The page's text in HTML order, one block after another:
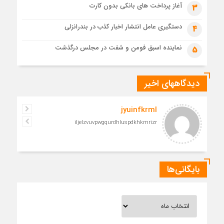
مراسم تشییع پیکر رهبر شهید در قم به پایان رسید3 آغاز پرداخت های بانکی بدون کارت
4 دستگیری عامل انتشار اخبار کذب در بندرانزلی
5 نماینده اسبق فومن و شفت در مجلس درگذشت
دیدگاههای اخیر
jyuinfkrml
iljelzvuvpwgqurdhluspdkhkmrizr
بایگانی‌ها
بایگانی‌ها